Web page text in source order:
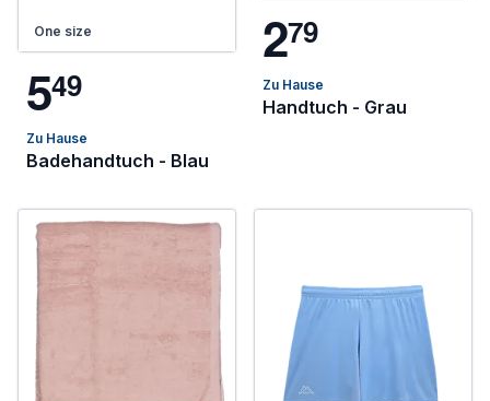
One size
549
Zu Hause
Badehandtuch - Blau
279
Zu Hause
Handtuch - Grau